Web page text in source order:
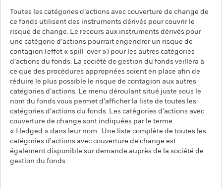
Toutes les catégories d’actions avec couverture de change de
ce fonds utilisent des instruments dérivés pour couvrir le
risque de change. Le recours aux instruments dérivés pour
une catégorie d’actions pourrait engendrer un risque de
contagion (effet « spill-over ») pour les autres catégories
d’actions du fonds. La société de gestion du fonds veillera à
ce que des procédures appropriées soient en place afin de
réduire le plus possible le risque de contagion aux autres
catégories d’actions. Le menu déroulant situé juste sous le
nom du fonds vous permet d’afficher la liste de toutes les
catégories d’actions du fonds. Les catégories d’actions avec
couverture de change sont indiquées par le terme
« Hedged » dans leur nom. Une liste complète de toutes les
catégories d'actions avec couverture de change est
également disponible sur demande auprès de la société de
gestion du fonds.